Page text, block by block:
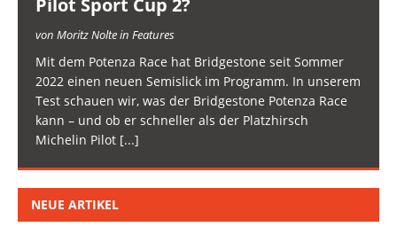
Pilot Sport Cup 2?
von Moritz Nolte in Features
Mit dem Potenza Race hat Bridgestone seit Sommer
2022 einen neuen Semislick im Programm. In unserem
Test schauen wir, was der Bridgestone Potenza Race
kann – und ob er schneller als der Platzhirsch
Michelin Pilot [...]
NEUE ARTIKEL